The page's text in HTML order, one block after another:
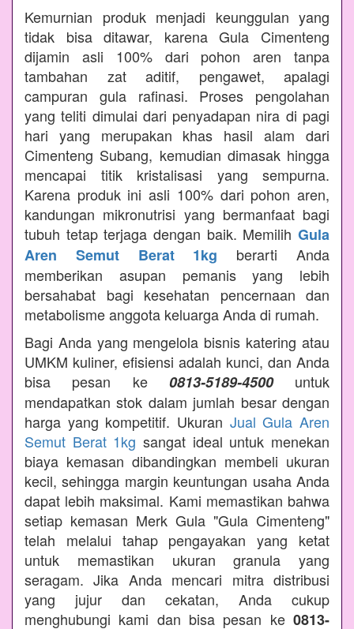
Kemurnian produk menjadi keunggulan yang
tidak bisa ditawar, karena Gula Cimenteng
dijamin asli 100% dari pohon aren tanpa
tambahan zat aditif, pengawet, apalagi
campuran gula rafinasi. Proses pengolahan
yang teliti dimulai dari penyadapan nira di pagi
hari yang merupakan khas hasil alam dari
Cimenteng Subang, kemudian dimasak hingga
mencapai titik kristalisasi yang sempurna.
Karena produk ini asli 100% dari pohon aren,
kandungan mikronutrisi yang bermanfaat bagi
tubuh tetap terjaga dengan baik. Memilih Gula
Aren Semut Berat 1kg berarti Anda
memberikan asupan pemanis yang lebih
bersahabat bagi kesehatan pencernaan dan
metabolisme anggota keluarga Anda di rumah.
Bagi Anda yang mengelola bisnis katering atau
UMKM kuliner, efisiensi adalah kunci, dan Anda
bisa pesan ke 0813-5189-4500untuk
mendapatkan stok dalam jumlah besar dengan
harga yang kompetitif. Ukuran Jual Gula Aren
Semut Berat 1kg sangat ideal untuk menekan
biaya kemasan dibandingkan membeli ukuran
kecil, sehingga margin keuntungan usaha Anda
dapat lebih maksimal. Kami memastikan bahwa
setiap kemasan Merk Gula "Gula Cimenteng"
telah melalui tahap pengayakan yang ketat
untuk memastikan ukuran granula yang
seragam. Jika Anda mencari mitra distribusi
yang jujur dan cekatan, Anda cukup
menghubungi kami dan bisa pesan ke 0813-